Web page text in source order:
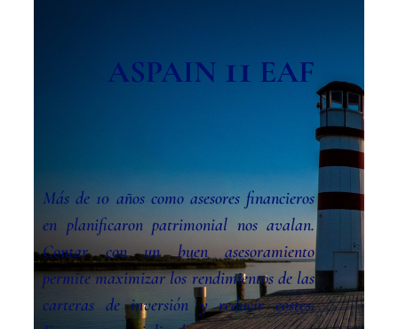
ASPAIN 11 EAF
Más de 10 años como asesores financieros
en planificaron patrimonial nos avalan.
Contar con un buen asesoramiento
permite maximizar los rendimientos de las
carteras de inversión y reducir costes.